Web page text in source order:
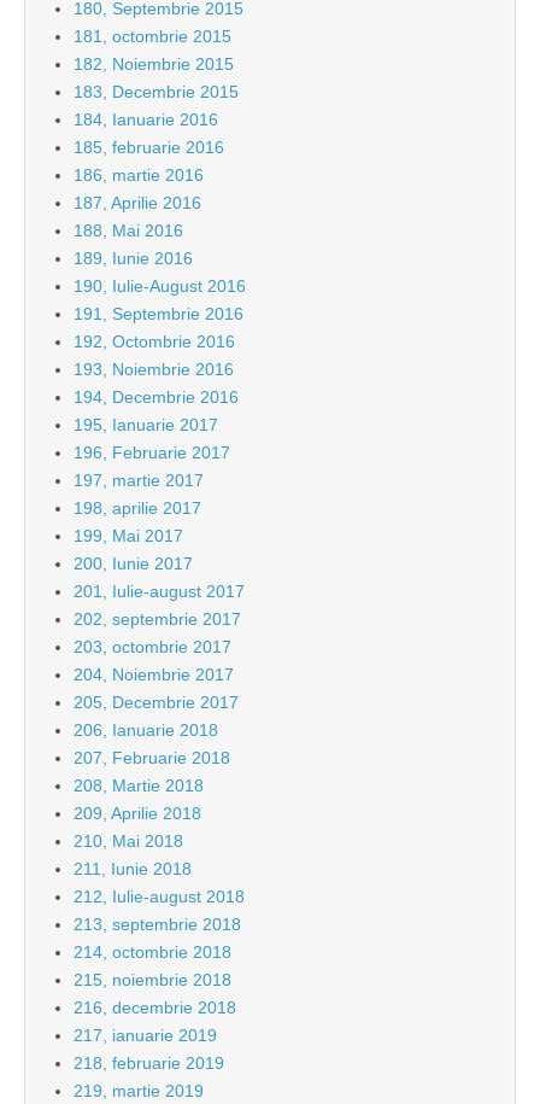
180, Septembrie 2015
181, octombrie 2015
182, Noiembrie 2015
183, Decembrie 2015
184, Ianuarie 2016
185, februarie 2016
186, martie 2016
187, Aprilie 2016
188, Mai 2016
189, Iunie 2016
190, Iulie-August 2016
191, Septembrie 2016
192, Octombrie 2016
193, Noiembrie 2016
194, Decembrie 2016
195, Ianuarie 2017
196, Februarie 2017
197, martie 2017
198, aprilie 2017
199, Mai 2017
200, Iunie 2017
201, Iulie-august 2017
202, septembrie 2017
203, octombrie 2017
204, Noiembrie 2017
205, Decembrie 2017
206, Ianuarie 2018
207, Februarie 2018
208, Martie 2018
209, Aprilie 2018
210, Mai 2018
211, Iunie 2018
212, Iulie-august 2018
213, septembrie 2018
214, octombrie 2018
215, noiembrie 2018
216, decembrie 2018
217, ianuarie 2019
218, februarie 2019
219, martie 2019